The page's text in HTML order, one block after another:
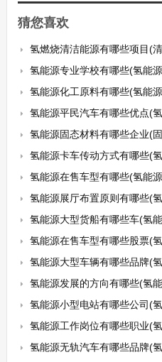
猜您喜欢
氢燃烧清洁能源有哪些项目(
氢能源专业学校有哪些(氢能
氢能源化工原料有哪些(氢能
氢能源平民汽车有哪些优点(
氢能源固态材料有哪些企业(
氢能源卡车传动方式有哪些(
氢能源在售车型有哪些(氢能
氢能源展厅布置原则有哪些(
氢能源大型货船有哪些车(氢
氢能源在售车型有哪些股票(
氢能源大型车辆有哪些品牌(
氢能源发展的方向有哪些(氢
氢能源小型电站有哪些公司(
氢能源工作岗位有哪些职业(
氢能源无轨汽车有哪些品牌(